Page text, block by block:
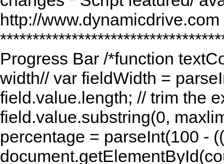
http://
Progress Bar /*function
width// var fieldWidth =
field.value.length; // trim the
field.value.substring(0,
percentage = parseInt(100 -